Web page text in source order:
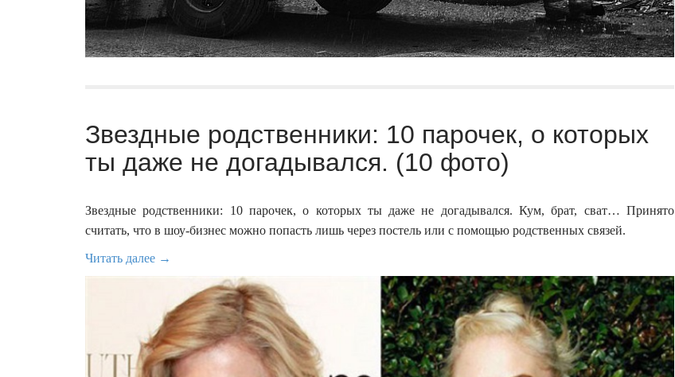
Звездные родственники: 10 парочек, о которых
ты даже не догадывался. (10 фото)
Звездные родственники: 10 парочек, о которых ты даже не догадывался. Кум, брат, сват… Принято
считать, что в шоу-бизнес можно попасть лишь через постель или с помощью родственных связей.
Читать далее →